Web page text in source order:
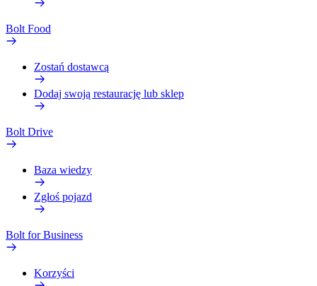
Bolt Food
Zostań dostawcą
Dodaj swoją restaurację lub sklep
Bolt Drive
Baza wiedzy
Zgłoś pojazd
Bolt for Business
Korzyści